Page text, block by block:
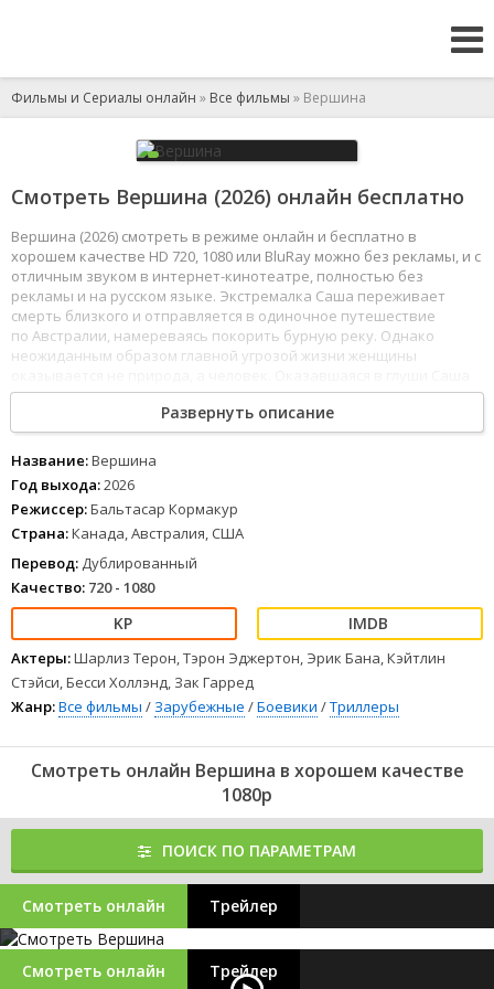
Фильмы и Сериалы онлайн » Все фильмы » Вершина
Смотреть Вершина (2026) онлайн бесплатно
Вершина (2026) смотреть в режиме онлайн и бесплатно в
хорошем качестве HD 720, 1080 или BluRay можно без рекламы, и с
отличным звуком в интернет-кинотеатре, полностью без
рекламы и на русском языке. Экстремалка Саша переживает
смерть близкого и отправляется в одиночное путешествие
по Австралии, намереваясь покорить бурную реку. Однако
неожиданным образом главной угрозой жизни женщины
становится целью хладнокровного охотника, для которого
преследование людей - всего лишь игра.
12345 678
Развернуть описание
Название:Вершина
Год выхода:2026
Режиссер:Бальтасар Кормакур
Страна:Канада, Австралия, США
Перевод: Дублированный
Качество: 720 - 1080
Актеры:Шарлиз Терон, Тэрон Эджертон, Эрик Бана, Кэйтлин
Стэйси, Бесси Холлэнд, Зак Гарред
Жанр:Все фильмы / Зарубежные /Боевики /Триллеры
Смотреть онлайн Вершина в хорошем качестве
1080p
ПОИСК ПО ПАРАМЕТРАМ
Смотреть онлайн Трейлер
Смотреть онлайн Трейлер